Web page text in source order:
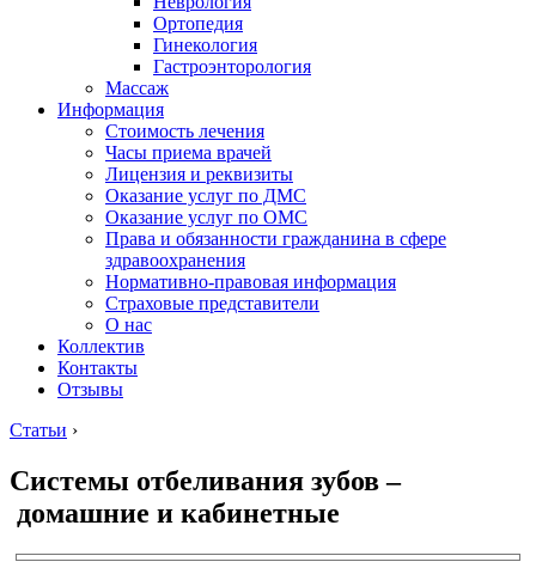
Ортопедия
Гинекология
Гастроэнторология
Массаж
Информация
Стоимость лечения
Часы приема врачей
Лицензия и реквизиты
Оказание услуг по ДМС
Оказание услуг по ОМС
Права и обязанности гражданина в сфере
здравоохранения
Нормативно-правовая информация
Страховые представители
О нас
Коллектив
Контакты
Отзывы
Статьи ›
Системы отбеливания зубов –
домашние и кабинетные